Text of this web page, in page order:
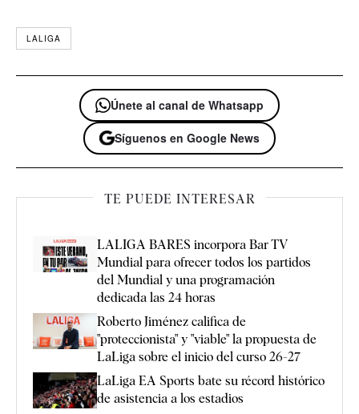
LALIGA
Únete al canal de Whatsapp
Síguenos en Google News
TE PUEDE INTERESAR
LALIGA BARES incorpora Bar TV
Mundial para ofrecer todos los partidos
del Mundial y una programación
dedicada las 24 horas
Roberto Jiménez califica de
"proteccionista" y "viable" la propuesta de
LaLiga sobre el inicio del curso 26-27
LaLiga EA Sports bate su récord histórico
de asistencia a los estadios